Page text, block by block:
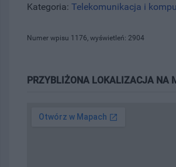
Kategoria: Telekomunikacja i
Numer wpisu 1176, wyświetleń: 2904
PRZYBLIŻONA LOKALIZACJA NA